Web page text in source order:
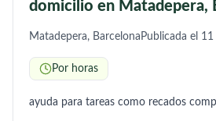
domicilio en Matadepera,
Matadepera, Barcelona Publicada el
Por horas
ayuda para tareas como recados